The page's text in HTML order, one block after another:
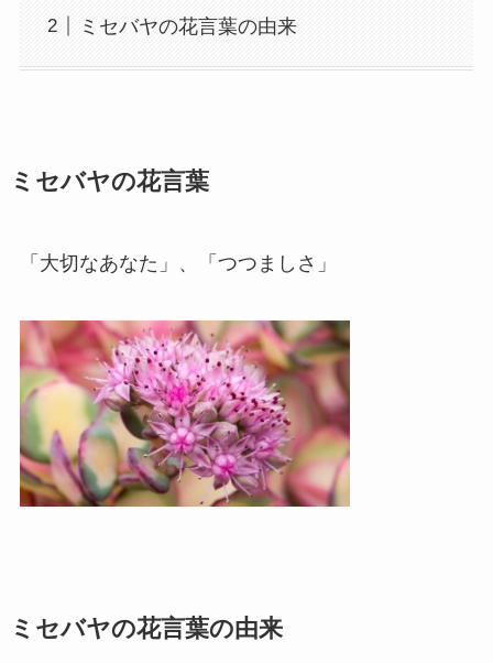
ミセバヤの花言葉の由来
ミセバヤの花言葉
「大切なあなた」、「つつましさ」
ミセバヤの花言葉の由来